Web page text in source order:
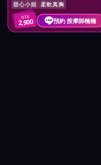
甜心小妞 柔軟真胸
NT$
2,900 預約 按摩師楠楠